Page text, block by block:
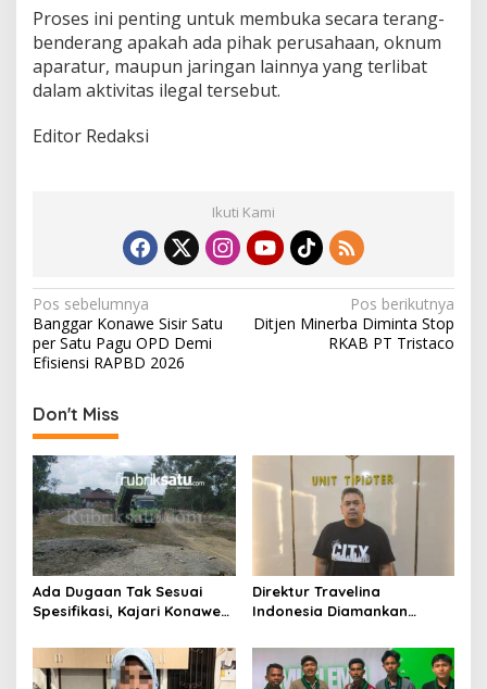
Proses ini penting untuk membuka secara terang-
benderang apakah ada pihak perusahaan, oknum
aparatur, maupun jaringan lainnya yang terlibat
dalam aktivitas ilegal tersebut.
Editor Redaksi
Ikuti Kami
N
a
v
i
g
a
s
i
p
o
s
Pos sebelumnya
Banggar Konawe Sisir Satu
per Satu Pagu OPD Demi
Efisiensi RAPBD 2026
Pos berikutnya
Ditjen Minerba Diminta Stop
RKAB PT Tristaco
Don't Miss
Ada Dugaan Tak Sesuai
Spesifikasi, Kajari Konawe
Rupbasan Rp1,9 Miliar
Dihentikan
Direktur Travelina
Indonesia Diamankan
Penelantaran Jemaah
Umrah Masuk Babak Baru